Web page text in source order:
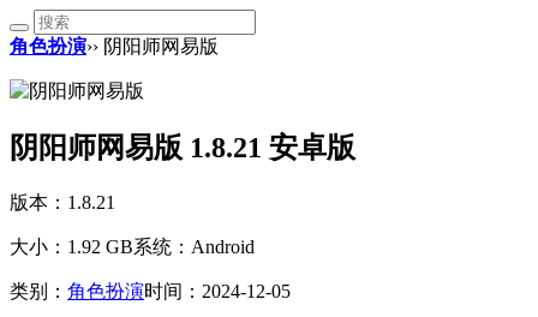
角色扮演›› 阴阳师网易版
阴阳师网易版 1.8.21 安卓版
版本：1.8.21
大小：1.92 GB系统：Android
类别： 角色扮演时间：2024-12-05